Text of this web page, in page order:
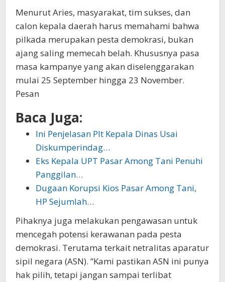
Menurut Aries, masyarakat, tim sukses, dan
calon kepala daerah harus memahami bahwa
pilkada merupakan pesta demokrasi, bukan
ajang saling memecah belah. Khususnya pasa
masa kampanye yang akan diselenggarakan
mulai 25 September hingga 23 November.
Pesan
Baca Juga:
Ini Penjelasan Plt Kepala Dinas Usai
Diskumperindag…
Eks Kepala UPT Pasar Among Tani Penuhi
Panggilan…
Dugaan Korupsi Kios Pasar Among Tani,
HP Sejumlah…
Pihaknya juga melakukan pengawasan untuk
mencegah potensi kerawanan pada pesta
demokrasi. Terutama terkait netralitas aparatur
sipil negara (ASN). ”Kami pastikan ASN ini punya
hak pilih, tetapi jangan sampai terlibat